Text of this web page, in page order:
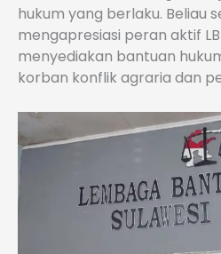
hukum yang berlaku. Beliau
mengapresiasi peran aktif
menyediakan bantuan
korban konflik agraria dan